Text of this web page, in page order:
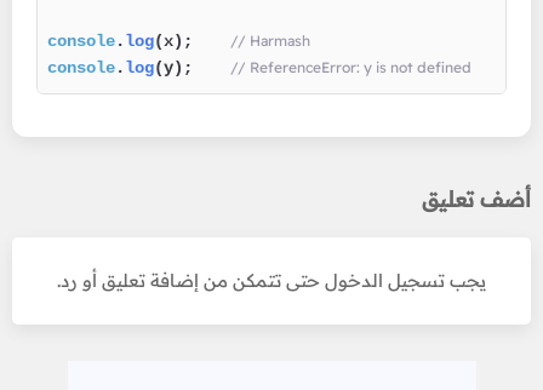
console.log(x); // Harmash
console.log(y); // ReferenceError: y is not defined
أضف تعليق
يجب تسجيل الدخول حتى تتمكن من إضافة تعليق أو رد.